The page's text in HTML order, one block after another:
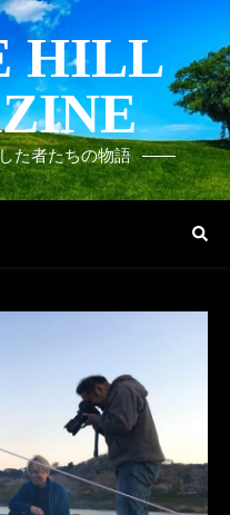
HILL
た者たちの物語